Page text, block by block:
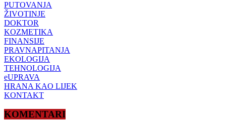
PUTOVANJA
ŽIVOTINJE
DOKTOR
KOZMETIKA
FINANSIJE
PRAVNAPITANJA
EKOLOGIJA
TEHNOLOGIJA
eUPRAVA
HRANA KAO LIJEK
KONTAKT
KOMENTARI